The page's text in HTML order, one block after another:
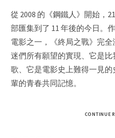
從 2008 的《鋼鐵人》開始，
部匯集到了 11 年後的今日。
電影之一，《終局之戰》完
迷們所有願望的實現、它是
歌、它是電影史上難得一見
輩的青春共同記憶。
CONTINUE